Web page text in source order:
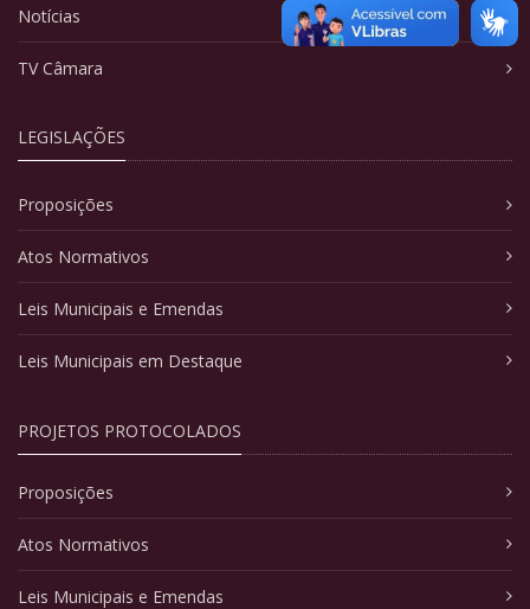
Notícias
TV Câmara
LEGISLAÇÕES
Proposições
Atos Normativos
Leis Municipais e Emendas
Leis Municipais em Destaque
PROJETOS PROTOCOLADOS
Proposições
Atos Normativos
Leis Municipais e Emendas